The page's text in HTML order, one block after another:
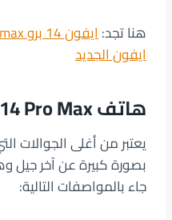
هنا تجد:
ايفون الجديد
هاتف iPhone 14 Pro Max
جاء بالمواصفات التالية: